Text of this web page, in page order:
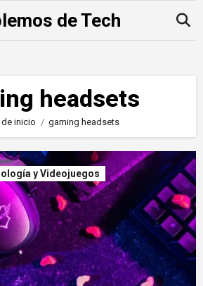
de Tech
headsets
de inicio gaming headsets
y Videojuegos